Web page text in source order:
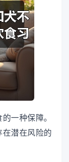
一种保障。
潜在风险的